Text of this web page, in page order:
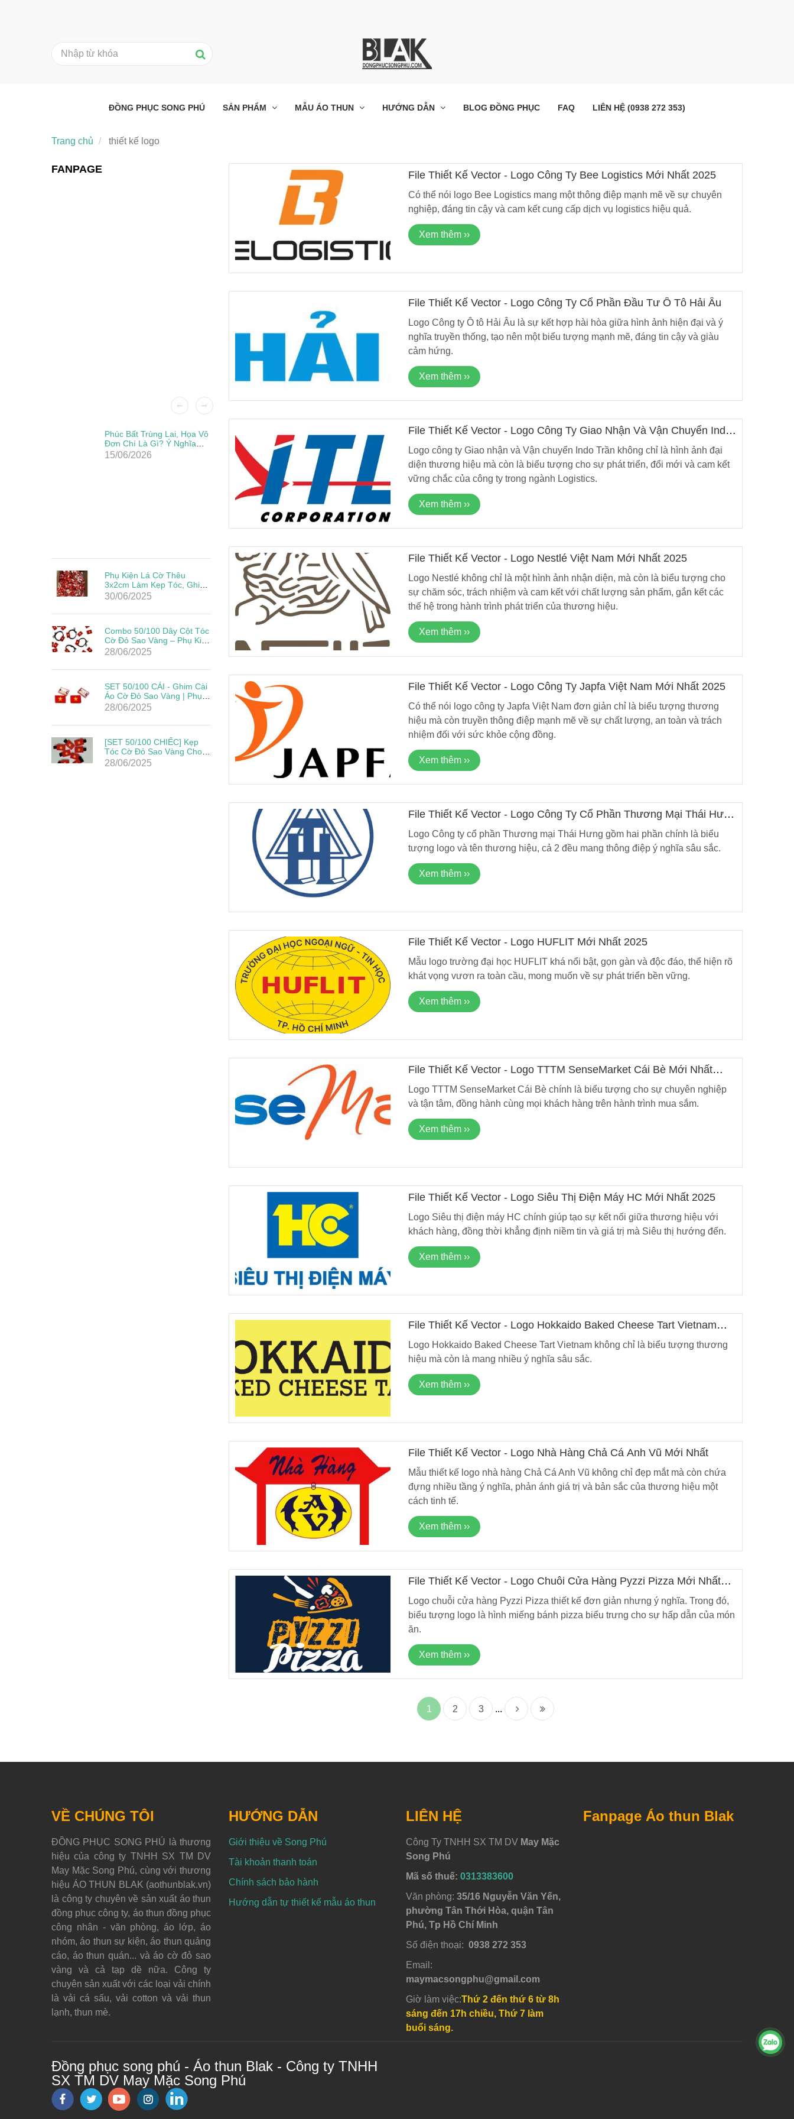
ĐỒNG PHỤC SONG PHÚ SẢN PHẨM MẪU ÁO THUN HƯỚNG DẪN BLOG ĐỒNG PHỤC FAQ LIÊN HỆ (0938 272 353)
Trang chủ thiết kế logo
File Thiết Kế Vector - Logo Công Ty Bee Logistics Mới Nhất 2025
Có thể nói logo Bee Logistics mang một thông điệp mạnh mẽ về sự chuyên
nghiệp, đáng tin cậy và cam kết cung cấp dịch vụ logistics hiệu quả.
Xem thêm ››
File Thiết Kế Vector - Logo Công Ty Cổ Phần Đầu Tư Ô Tô Hải Âu
Logo Công ty Ô tô Hải Âu là sự kết hợp hài hòa giữa hình ảnh hiện đại và ý
nghĩa truyền thống, tạo nên một biểu tượng mạnh mẽ, đáng tin cậy và giàu
cảm hứng.
Xem thêm ››
File Thiết Kế Vector - Logo Công Ty Giao Nhận Và Vận Chuyển Indo
Logo công ty Giao nhận và Vận chuyển Indo Trần không chỉ là hình ảnh đại
diện thương hiệu mà còn là biểu tượng cho sự phát triển, đổi mới và cam kết
vững chắc của công ty trong ngành Logistics.
Xem thêm ››
File Thiết Kế Vector - Logo Nestlé Việt Nam Mới Nhất 2025
Logo Nestlé không chỉ là một hình ảnh nhận diện, mà còn là biểu tượng cho
sự chăm sóc, trách nhiệm và cam kết với chất lượng sản phẩm, gắn kết các
thế hệ trong hành trình phát triển của thương hiệu.
Xem thêm ››
File Thiết Kế Vector - Logo Công Ty Japfa Việt Nam Mới Nhất 2025
Có thể nói logo công ty Japfa Việt Nam đơn giản chỉ là biểu tượng thương
hiệu mà còn truyền thông điệp mạnh mẽ về sự chất lượng, an toàn và trách
nhiệm đối với sức khỏe cộng đồng.
Xem thêm ››
File Thiết Kế Vector - Logo Công Ty Cổ Phần Thương Mại Thái Hưng
Logo Công ty cổ phần Thương mại Thái Hưng gồm hai phần chính là biểu
tượng logo và tên thương hiệu, cả 2 đều mang thông điệp ý nghĩa sâu sắc.
Xem thêm ››
File Thiết Kế Vector - Logo HUFLIT Mới Nhất 2025
Mẫu logo trường đại học HUFLIT khá nổi bật, gọn gàn và độc đáo, thể hiện rõ
khát vọng vươn ra toàn cầu, mong muốn về sự phát triển bền vững.
Xem thêm ››
File Thiết Kế Vector - Logo TTTM SenseMarket Cái Bè Mới Nhất
Logo TTTM SenseMarket Cái Bè chính là biểu tượng cho sự chuyên nghiệp
và tận tâm, đồng hành cùng mọi khách hàng trên hành trình mua sắm.
Xem thêm ››
File Thiết Kế Vector - Logo Siêu Thị Điện Máy HC Mới Nhất 2025
Logo Siêu thị điện máy HC chính giúp tạo sự kết nối giữa thương hiệu với
khách hàng, đồng thời khẳng định niềm tin và giá trị mà Siêu thị hướng đến.
Xem thêm ››
File Thiết Kế Vector - Logo Hokkaido Baked Cheese Tart Vietnam
Logo Hokkaido Baked Cheese Tart Vietnam không chỉ là biểu tượng thương
hiệu mà còn là mang nhiều ý nghĩa sâu sắc.
Xem thêm ››
File Thiết Kế Vector - Logo Nhà Hàng Chả Cá Anh Vũ Mới Nhất
Mẫu thiết kế logo nhà hàng Chả Cá Anh Vũ không chỉ đẹp mắt mà còn chứa
đựng nhiều tầng ý nghĩa, phản ánh giá trị và bản sắc của thương hiệu một
cách tinh tế.
Xem thêm ››
File Thiết Kế Vector - Logo Chuỗi Cửa Hàng Pyzzi Pizza Mới Nhất
Logo chuỗi cửa hàng Pyzzi Pizza thiết kế đơn giản nhưng ý nghĩa. Trong đó,
biểu tượng logo là hình miếng bánh pizza biểu trưng cho sự hấp dẫn của món
ăn.
Xem thêm ››
1 2 3 ...
FANPAGE
Phúc Bất Trùng Lai, Họa Vô
Đơn Chí Là Gì? Ý Nghĩa
Thực Sự Của Câu Thành
15/06/2026
Phụ Kiện Lá Cờ Thêu
3x2cm Làm Kẹp Tóc, Ghim
Cài Đẹp Giá Rẻ Mừng Lễ
30/06/2025
Combo 50/100 Dây Cột Tóc
Cờ Đỏ Sao Vàng – Phụ Kiện
Yêu Nước Cho Mẹ & Bé
28/06/2025
SET 50/100 CÁI - Ghim Cài
Áo Cờ Đỏ Sao Vàng | Phụ
Kiện Yêu Nước Cho Ngày
28/06/2025
[SET 50/100 CHIẾC] Kẹp
Tóc Cờ Đỏ Sao Vàng Cho
Bé – Phụ Kiện Mừng Quốc
28/06/2025
Lá Cờ Thêu Mini – Patch Ủi
Quốc Kỳ Việt Nam Đẹp, Sắc
Nét
26/06/2025
Phúc Bất Trùng Lai, Họa Vô
Thực Sự Của Câu Thành
Ngữ Này
15/06/2026
Phụ Kiện Lá Cờ Thêu
3x2cm Làm Kẹp Tóc, Ghim
Cài Đẹp Giá Rẻ Mừng Lễ
Quốc Khánh
30/06/2025
Combo 50/100 Dây Cột Tóc
Cờ Đỏ Sao Vàng – Phụ Kiện
Mừng Quốc Khánh 2/9
SET 50/100 CÁI - Ghim Cài
Kiện Yêu Nước Cho Ngày
Lễ Lớn
28/06/2025
[SET 50/100 CHIẾC] Kẹp
Tóc Cờ Đỏ Sao Vàng Cho
Bé – Phụ Kiện Mừng Quốc
Khánh 2/9
28/06/2025
Lá Cờ Thêu Mini – Patch Ủi
Nét
26/06/2025
VỀ CHÚNG TÔI
ĐỒNG PHỤC SONG PHÚ là thương
hiệu của công ty TNHH SX TM DV
May Mặc Song Phú, cùng với thương
hiệu ÁO THUN BLAK (aothunblak.vn)
là công ty chuyên về sản xuất áo thun
đồng phục công ty, áo thun đồng phục
công nhân - văn phòng, áo lớp, áo
nhóm, áo thun sự kiện, áo thun quảng
cáo, áo thun quán... và áo cờ đỏ sao
vàng và cả tạp dề nữa. Công ty
chuyên sản xuất với các loại vải chính
là vải cá sấu, vải cotton và vải thun
lạnh, thun mè.
HƯỚNG DẪN
Giới thiệu về Song Phú
Tài khoản thanh toán
Chính sách bảo hành
Hướng dẫn tự thiết kế mẫu áo thun
LIÊN HỆ
Công Ty TNHH SX TM DV May Mặc
Song Phú
Mã số thuế: 0313383600
Văn phòng: 35/16 Nguyễn Văn Yến,
phường Tân Thới Hòa, quận Tân
Phú, Tp Hồ Chí Minh
Số điện thoại: 0938 272 353
Email:
maymacsongphu@gmail.com
Giờ làm việc:Thứ 2 đến thứ 6 từ 8h
sáng đến 17h chiều, Thứ 7 làm
buổi sáng.
Fanpage Áo thun Blak
Đồng phục song phú - Áo thun Blak - Công ty TNHH
SX TM DV May Mặc Song Phú